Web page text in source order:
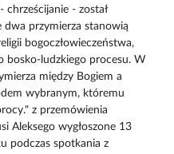
chrześcijanie - został
dwa przymierza stanowią
bogoczłowieczeństwa,
bosko-ludzkiego procesu. W
między Bogiem a
wybranym, któremu
z przemówienia
Aleksego wygłoszone 13
podczas spotkania z